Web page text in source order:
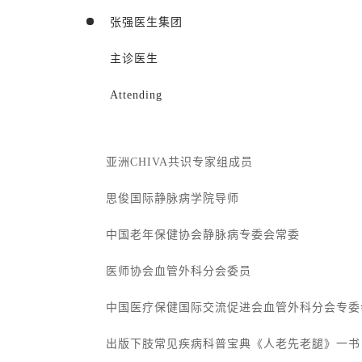
张强医生集团
主诊医生
Attending
亚洲CHIVA共识专家组成员
思俊国际静脉病学院导师
中国老年保健协会静脉病专委会常委
医师协会血管外科分会委员
中国医疗保健国际交流促进会血管外科分会专
出版下肢常见疾病科普宝典《人老先老腿》一书